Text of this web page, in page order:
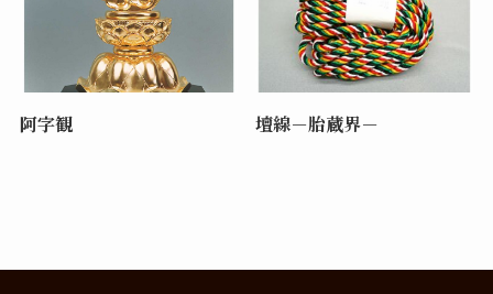
阿字観 壇線－胎蔵界－